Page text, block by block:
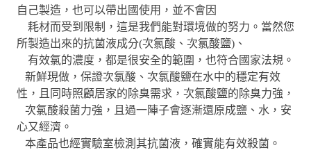
自己製造，也可以帶出國使用，並不會因
耗材而受到限制，這是我們能對環境做的努力。當然您
所製造出來的抗菌液成分(次氯酸、次氯酸鹽)、
有效氯的濃度，都是很安全的範圍，也符合國家法規。
新鮮現做，保證次氯酸、次氯酸鹽在水中的穩定有效
性，且同時照顧居家的除臭需求，次氯酸鹽的除臭力強，
次氯酸殺菌力強，且過一陣子會逐漸還原成鹽、水，安
心又經濟。
本產品也經實驗室檢測其抗菌液，確實能有效殺菌。